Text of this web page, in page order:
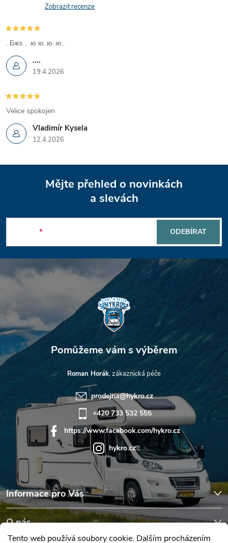
Tento web používá soubory cookie. Dalším procházením
k
y
v
p
i
s
u
Zobrazit recenze
....
19.4.2026
. Бжз. . .ю ю..ю .ю..
Vladimír Kysela
12.4.2026
Velice spokojen
p
a
t
í
Mějte přehled o novinkách
a slevách
ODEBÍRAT
Informace pro Vás
O nás
Roman Horák
prodejna@hykro.cz
+420 733 532 555
https://www.facebook.com/hykro.cz
hykro.cz